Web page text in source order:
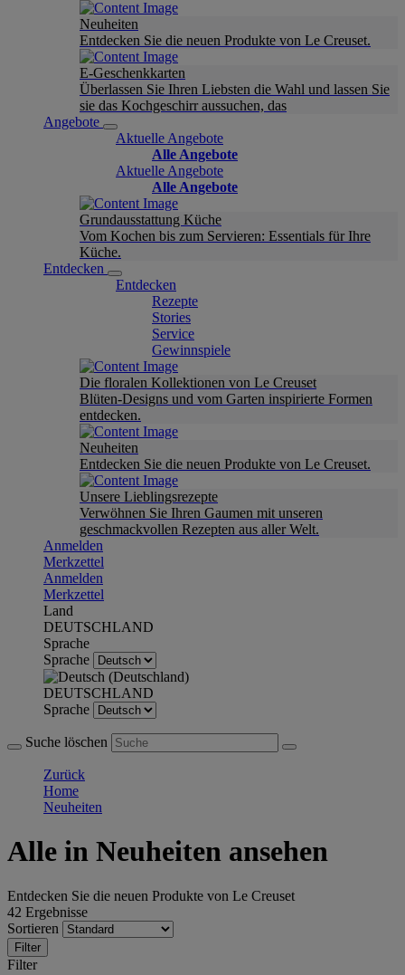
Neuheiten
Entdecken Sie die neuen Produkte von Le Creuset.
E-Geschenkkarten
Überlassen Sie Ihren Liebsten die Wahl und lassen Sie
sie das Kochgeschirr aussuchen, das
Angebote
Aktuelle Angebote
Alle Angebote
Aktuelle Angebote
Alle Angebote
Grundausstattung Küche
Vom Kochen bis zum Servieren: Essentials für Ihre
Küche.
Entdecken
Entdecken
Rezepte
Stories
Service
Gewinnspiele
Die floralen Kollektionen von Le Creuset
Blüten-Designs und vom Garten inspirierte Formen
entdecken.
Neuheiten
Entdecken Sie die neuen Produkte von Le Creuset.
Unsere Lieblingsrezepte
Verwöhnen Sie Ihren Gaumen mit unseren
geschmackvollen Rezepten aus aller Welt.
Anmelden
Merkzettel
Anmelden
Merkzettel
Land
DEUTSCHLAND
Sprache
Sprache
DEUTSCHLAND
Sprache
Suche löschen
Zurück
Home
Neuheiten
Alle in Neuheiten ansehen
Entdecken Sie die neuen Produkte von Le Creuset
42 Ergebnisse
Sortieren
Filter
Filter